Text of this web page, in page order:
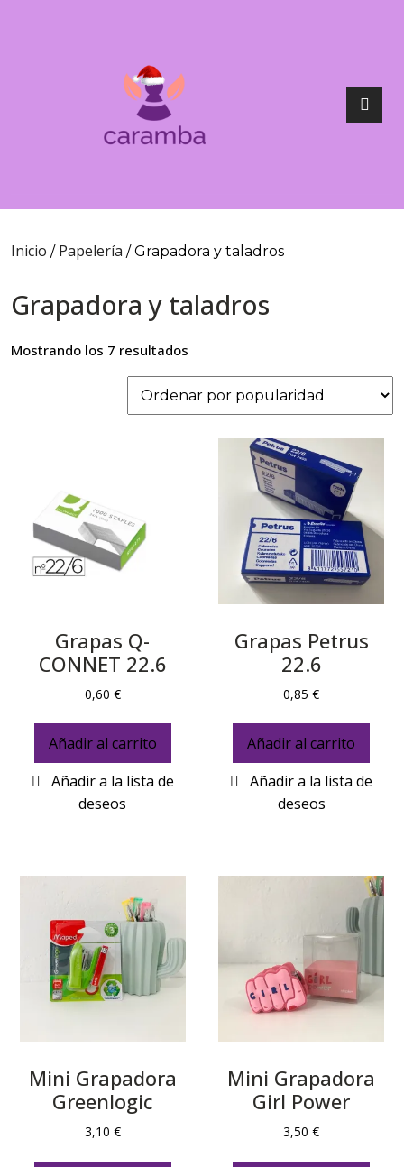
Inicio / Papelería / Grapadora y taladros
Grapadora y taladros
Mostrando los 7 resultados
Grapas Q-
CONNET 22.6
0,60 €
Añadir al carrito
Grapas Petrus
22.6
0,85€
Añadir al carrito
Mini Grapadora
Greenlogic
3,10 €
Mini Grapadora
Girl Power
3,50€